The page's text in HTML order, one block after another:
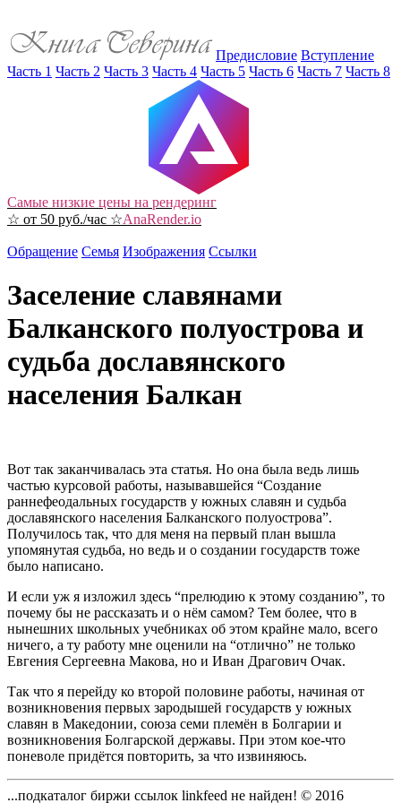
Предисловие Вступление
Часть 1 Часть 2 Часть 3 Часть 4 Часть 5 Часть 6 Часть 7 Часть 8
Самые низкие цены на рендеринг
☆ от 50 руб./час ☆AnaRender.io
Обращение Семья Изображения Ссылки
Заселение славянами
Балканского полуострова и
судьба дославянского
населения Балкан
Вот так заканчивалась эта статья. Но она была ведь лишь
частью курсовой работы, называвшейся “Создание
раннефеодальных государств у южных славян и судьба
дославянского населения Балканского полуострова”.
Получилось так, что для меня на первый план вышла
упомянутая судьба, но ведь и о создании государств тоже
было написано.
И если уж я изложил здесь “прелюдию к этому созданию”, то
почему бы не рассказать и о нём самом? Тем более, что в
нынешних школьных учебниках об этом крайне мало, всего
ничего, а ту работу мне оценили на “отлично” не только
Евгения Сергеевна Макова, но и Иван Драгович Очак.
Так что я перейду ко второй половине работы, начиная от
возникновения первых зародышей государств у южных
славян в Македонии, союза семи племён в Болгарии и
возникновения Болгарской державы. При этом кое-что
поневоле придётся повторить, за что извиняюсь.
...подкаталог биржи ссылок linkfeed не найден! © 2016